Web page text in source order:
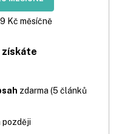
Kč měsíčně
zdarma (5 článků
později